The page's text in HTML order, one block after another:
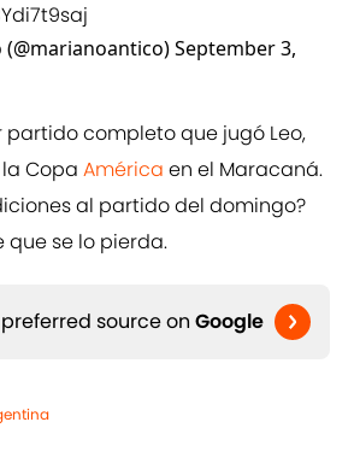
September 3,
partido completo que jugó Leo,
Copa América en el Maracaná.
al partido del domingo?
que se lo pierda.
source on Google